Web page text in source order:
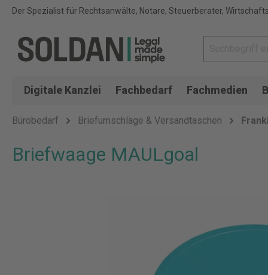
Der Spezialist für Rechtsanwälte, Notare, Steuerberater,
Digitale Kanzlei Fachbedarf Fachmedien
Bürobedarf Briefumschläge & Versandtaschen
Briefwaage MAULgoal